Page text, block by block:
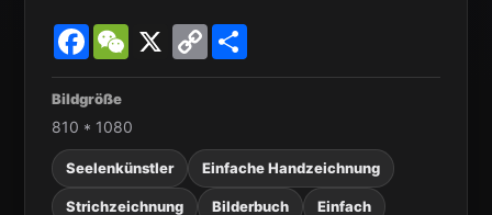
FacebookWeChat
X
Copy
Link
Bildgröße
810 * 1080
Seelenkünstler Einfache Handzeichnung
Strichzeichnung Bilderbuch Einfach